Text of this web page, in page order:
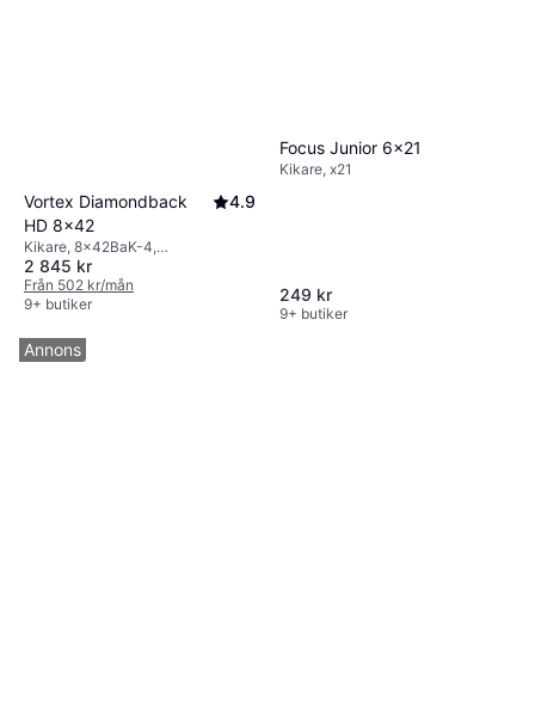
Vortex Diamondback
HD 8x42
4.9
Kikare, 8x42BaK-4,
Takkantsprisma, Imfri, Stativfäste,
Stöttålig, Multibelagd
2 845 kr
Från 502 kr/mån
9+ butiker
Focus Junior 6x21
Kikare, x21
249 kr
9+ butiker
Annons